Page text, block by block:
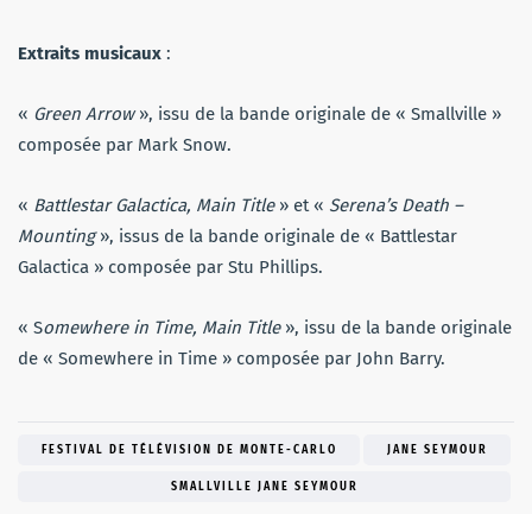
Extraits musicaux :
« Green Arrow», issu de la bande originale de « Smallville »
composée par Mark Snow.
« Battlestar Galactica, Main Title» et « Serena’s Death –
Mounting», issus de la bande originale de « Battlestar
Galactica » composée par Stu Phillips.
« Somewhere in Time, Main Title», issu de la bande originale
de « Somewhere in Time » composée par John Barry.
FESTIVAL DE TÉLÉVISION DE MONTE-CARLO JANE SEYMOUR
SMALLVILLE JANE SEYMOUR